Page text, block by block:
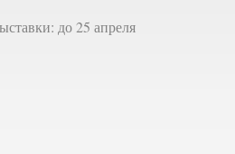
до 25 апреля